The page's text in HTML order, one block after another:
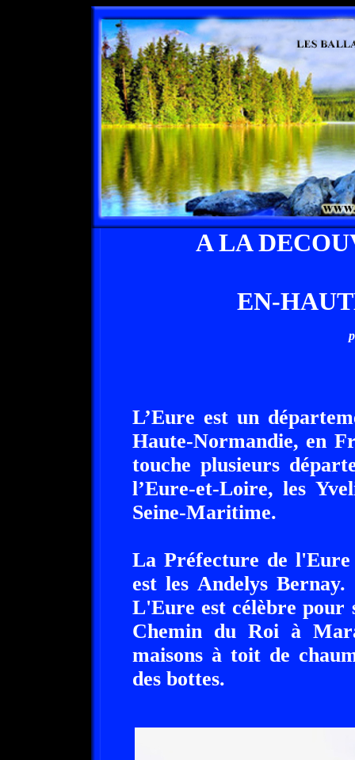
A LA
EN-
L’Eure est un
Haute-Normandie, en
touche plusieurs
l’Eure-et-Loire, les
Seine-Maritime.
La Préfecture de
est les Andelys
L'Eure est célèbre pour
Chemin du Roi à
maisons à toit de
des bottes.